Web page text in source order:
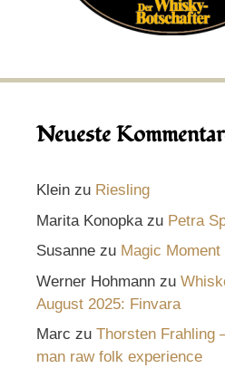
Neueste
Klein zu Riesling
Marita Konopka zu Petra
Susanne zu Magic Moment
Werner Hohmann zu
August 2025: Finvara
Marc zu Thorsten Frahling
man raw folk experience